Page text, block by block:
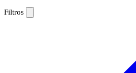
Filtros